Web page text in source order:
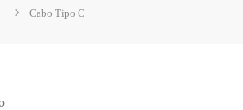
Cabo Tipo C